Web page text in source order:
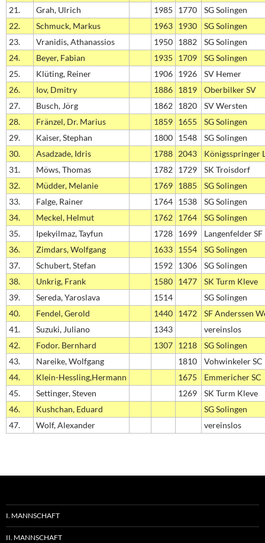
21.
Grah, Ulrich 1985 1770
SG Solingen
22.
Schmuck, Markus 1963 1930
SG Solingen
23.
Vranidis, Athanassios 1950 1882
SG Solingen
24.
Beyer, Fabian 1935 1709
SG Solingen
25.
Klüting, Reiner 1906 1926
SV Hemer
26.
Iov, Dmitry 1886 1819
Oberbilker SV
27.
Busch, Jörg 1862 1820
SV Wersten
28.
Fränzel, Dr. Marius 1859 1655
SG Solingen
29.
Kaiser, Stephan 1800 1548
SG Solingen
30.
Asadzade, Idris 1788 2043
Königsspringer
31.
Möws, Thomas 1782 1729
SK Troisdorf
32.
Müdder, Melanie 1769 1885
SG Solingen
33.
Falge, Rainer 1764 1538
SG Solingen
34.
Meckel, Helmut 1762 1764
SG Solingen
35.
Ipekyilmaz, Tayfun 1728 1699
Langenfelder SF
36.
Zimdars, Wolfgang 1633 1554
SG Solingen
37.
Schubert, Stefan 1592 1306
SG Solingen
38.
Unkrig, Frank 1580 1477
SK Turm Kleve
39.
Sereda, Yaroslava 1514
SG Solingen
40.
Fendel, Gerold 1440 1472
SF Anderssen
41.
Suzuki, Juliano 1343
vereinslos
42.
Fodor. Bernhard 1307 1218
SG Solingen
43.
Nareike, Wolfgang 1810
Vohwinkeler SC
44.
Klein-Hessling,Hermann 1675
Emmericher SC
45.
Settinger, Steven 1269
SK Turm Kleve
46.
Kushchan, Eduard
SG Solingen
47.
Wolf, Alexander vereinslos
I. MANNSCHAFT
II. MANNSCHAFT